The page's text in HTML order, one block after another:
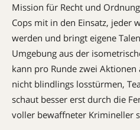
Mission für Recht und
Cops mit in den Einsatz, jeder
werden und bringt eigene
Umgebung aus der
kann pro Runde zwei
nicht blindlings losstürmen,
schaut besser erst durch die
voller bewaffneter Krimineller